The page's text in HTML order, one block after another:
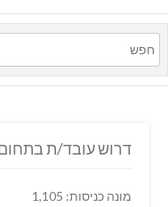
דרוש עובד/ת
מונה כניסות: 1,105